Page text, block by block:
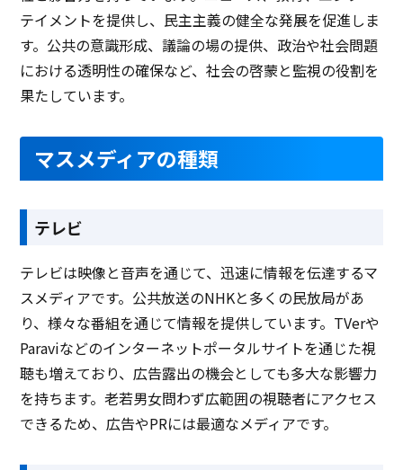
テイメントを提供し、民主主義の健全な発展を促進しま
す。公共の意識形成、議論の場の提供、政治や社会問題
における透明性の確保など、社会の啓蒙と監視の役割を
果たしています。
マスメディアの種類
テレビ
テレビは映像と音声を通じて、迅速に情報を伝達するマ
スメディアです。公共放送のNHKと多くの民放局があ
り、様々な番組を通じて情報を提供しています。TVerや
Paraviなどのインターネットポータルサイトを通じた視
聴も増えており、広告露出の機会としても多大な影響力
を持ちます。老若男女問わず広範囲の視聴者にアクセス
できるため、広告やPRには最適なメディアです。